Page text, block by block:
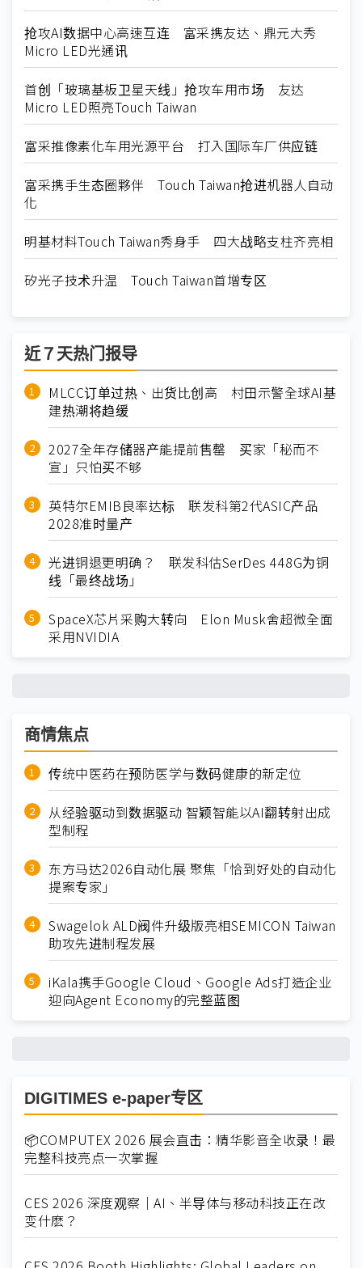
抢攻AI数据中心高速互连 富采携友达、鼎元大秀
Micro LED光通讯
首创「玻璃基板卫星天线」抢攻车用市场 友达
Micro LED照亮Touch Taiwan
富采推像素化车用光源平台 打入国际车厂供应链
富采携手生态圈夥伴 Touch Taiwan抢进机器人自动
化
明基材料Touch Taiwan秀身手 四大战略支柱齐亮相
矽光子技术升温 Touch Taiwan首增专区
近７天热门报导
MLCC订单过热、出货比创高 村田示警全球AI基
建热潮将趋缓
2027全年存储器产能提前售罄 买家「秘而不
宣」只怕买不够
英特尔EMIB良率达标 联发科第2代ASIC产品
2028准时量产
光进铜退更明确？ 联发科估SerDes 448G为铜
线「最终战场」
SpaceX芯片采购大转向 Elon Musk舍超微全面
采用NVIDIA
商情焦点
传统中医药在预防医学与数码健康的新定位
从经验驱动到数据驱动 智颖智能以AI翻转射出成
型制程
东方马达2026自动化展 聚焦「恰到好处的自动化
提案专家」
Swagelok ALD阀件升级版亮相SEMICON Taiwan
助攻先进制程发展
iKala携手Google Cloud、Google Ads打造企业
迎向Agent Economy的完整蓝图
DIGITIMES e-paper专区
📦COMPUTEX 2026 展会直击：精华影音全收录！最
完整科技亮点一次掌握
CES 2026 深度观察｜AI、半导体与移动科技正在改
变什麽？